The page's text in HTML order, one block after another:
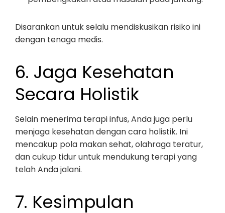
Disarankan untuk selalu mendiskusikan risiko ini
dengan tenaga medis.
6. Jaga Kesehatan
Secara Holistik
Selain menerima terapi infus, Anda juga perlu
menjaga kesehatan dengan cara holistik. Ini
mencakup pola makan sehat, olahraga teratur,
dan cukup tidur untuk mendukung terapi yang
telah Anda jalani.
7. Kesimpulan